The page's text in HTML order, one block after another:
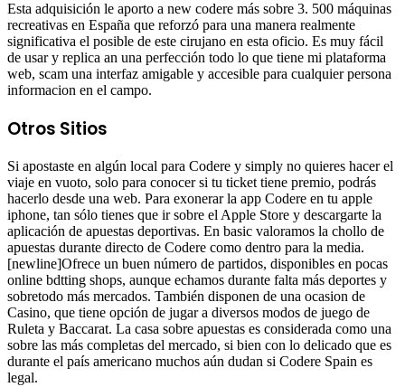
Esta adquisición le aporto a new codere más sobre 3. 500 máquinas
recreativas en España que reforzó para una manera realmente
significativa el posible de este cirujano en esta oficio. Es muy fácil
de usar y replica an una perfección todo lo que tiene mi plataforma
web, scam una interfaz amigable y accesible para cualquier persona
informacion en el campo.
Otros Sitios
Si apostaste en algún local para Codere y simply no quieres hacer el
viaje en vuoto, solo para conocer si tu ticket tiene premio, podrás
hacerlo desde una web. Para exonerar la app Codere en tu apple
iphone, tan sólo tienes que ir sobre el Apple Store y descargarte la
aplicación de apuestas deportivas. En basic valoramos la chollo de
apuestas durante directo de Codere como dentro para la media.
[newline]Ofrece un buen número de partidos, disponibles en pocas
online bdtting shops, aunque echamos durante falta más deportes y
sobretodo más mercados. También disponen de una ocasion de
Casino, que tiene opción de jugar a diversos modos de juego de
Ruleta y Baccarat. La casa sobre apuestas es considerada como una
sobre las más completas del mercado, si bien con lo delicado que es
durante el país americano muchos aún dudan si Codere Spain es
legal.